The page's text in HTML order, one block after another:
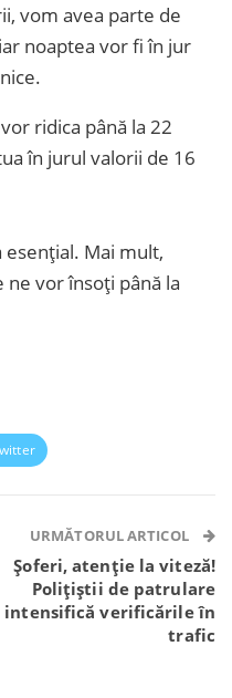
vom avea parte de
noaptea vor fi în jur
ridica până la 22
în jurul valorii de 16
esențial. Mai mult,
vor însoți până la
Viber
URMĂTORUL ARTICOL
Șoferi, atenție la viteză!
Polițiștii de patrulare
intensifică verificările în
trafic